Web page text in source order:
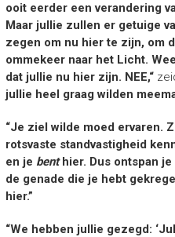
ooit eerder een verandering
Maar jullie zullen er getuige
zegen om nu hier te zijn, om
ommekeer naar het Licht.
dat jullie nu hier zijn. NEE,“
jullie heel graag wilden
“Je ziel wilde moed ervaren.
rotsvaste standvastigheid
en je benthier. Dus ontspan je
de genade die je hebt
hier.”
“We hebben jullie gezegd: